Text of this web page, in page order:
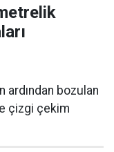
ardından bozulan
çizgi çekim